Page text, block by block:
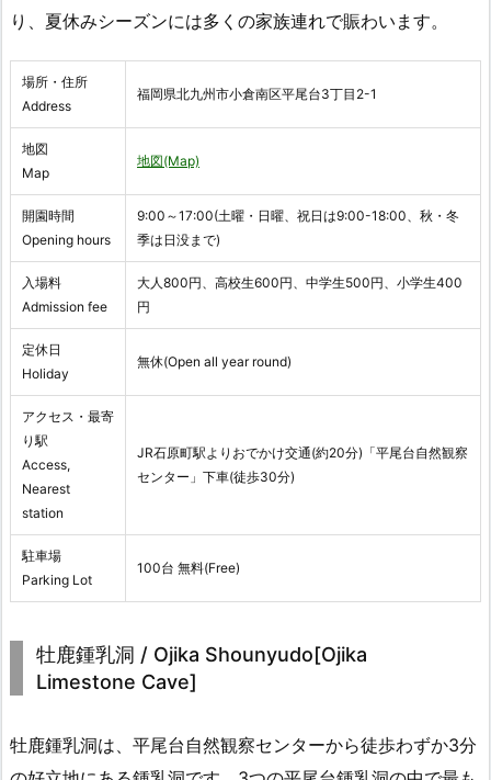
り、夏休みシーズンには多くの家族連れで賑わいます。
場所・住所
Address
福岡県北九州市小倉南区平尾台3丁目2-1
地図
Map
地図(Map)
開園時間
Opening hours
9:00～17:00(土曜・日曜、祝日は9:00-18:00、秋・冬
季は日没まで)
入場料
Admission fee
大人800円、高校生600円、中学生500円、小学生400
円
定休日
Holiday
無休(Open all year round)
アクセス・最寄
り駅
Access,
Nearest
station
JR石原町駅よりおでかけ交通(約20分)「平尾台自然観察
センター」下車(徒歩30分)
駐車場
Parking Lot
100台 無料(Free)
牡鹿鍾乳洞 / Ojika Shounyudo[Ojika
Limestone Cave]
牡鹿鍾乳洞は、平尾台自然観察センターから徒歩わずか3分